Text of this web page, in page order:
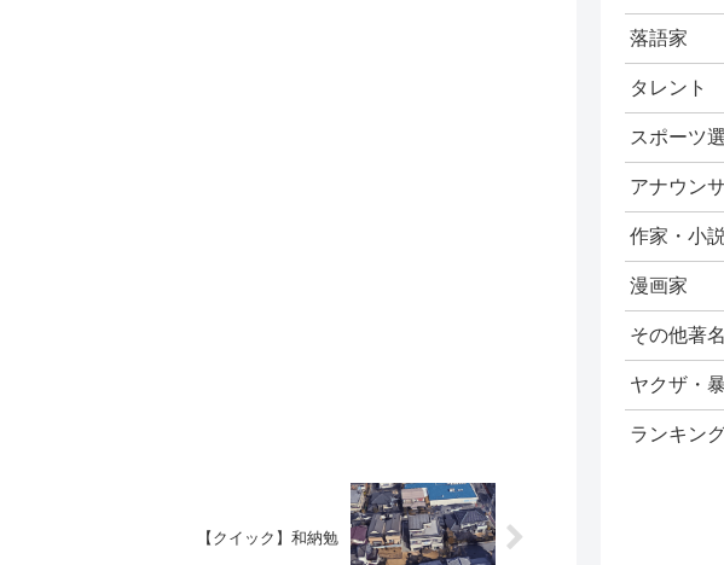
【クイック】和納勉
落語家
タレント
スポーツ
アナウン
作家・小
漫画家
その他著
ヤクザ・
ランキン